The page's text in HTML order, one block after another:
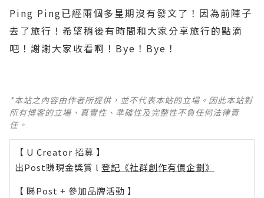
Ping Ping已經兩個多星期沒有發文了！因為前陣子
去了旅行！希望稍後有時間和大家分享旅行的點滴
吧！謝謝大家收看啊！ Bye ！ Bye ！
*本站之內容由作者所提供，並不代表本站的立場。因此本站對
所有博客的立場、真實性、準確性及完整性不負任何法律責
任。
【 U Creator 招募 】
出Post賺現金獎賞 l 登記《社群創作有價企劃》
【 睇Post + 參加品牌活動 】